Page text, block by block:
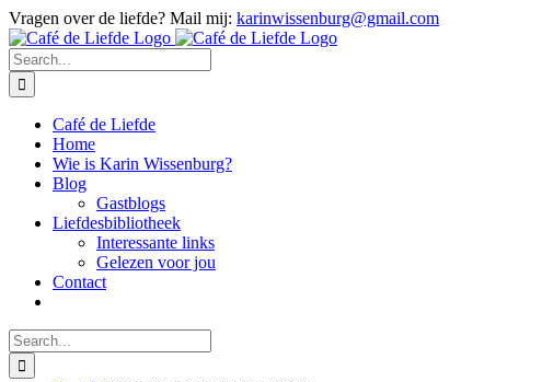
Skip
to
content
LinkedIn
Vragen over de liefde? Mail mij: karinwissenburg@gmail.com
Search
for:
Café de Liefde
Home
Wie is Karin Wissenburg?
Blog
Gastblogs
Liefdesbibliotheek
Interessante links
Gelezen voor jou
Contact
Search
for: